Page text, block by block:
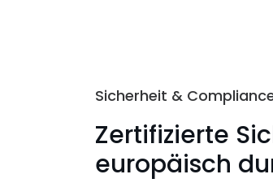
Sicherheit &
Zertifizierte
europäisch